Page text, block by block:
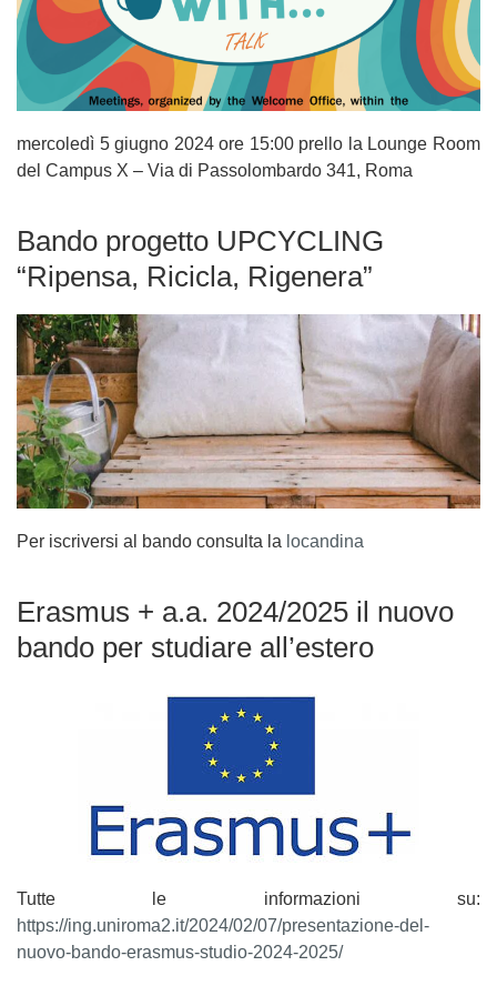
mercoledì 5 giugno 2024 ore 15:00 prello la Lounge Room
del Campus X – Via di Passolombardo 341, Roma
Bando progetto UPCYCLING
“Ripensa, Ricicla, Rigenera”
Per iscriversi al bando consulta la locandina
Erasmus + a.a. 2024/2025 il nuovo
bando per studiare all’estero
Tutte le informazioni su:
https://ing.uniroma2.it/2024/02/07/presentazione-del-
nuovo-bando-erasmus-studio-2024-2025/